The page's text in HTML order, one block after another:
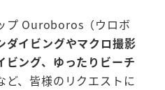
プ Ouroboros（ウロボ
ダイビングやマクロ撮影
ビング、ゆったりビーチ
ど、皆様のリクエストに